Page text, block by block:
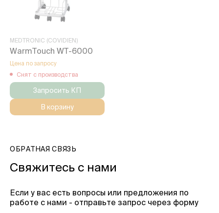
MEDTRONIC (COVIDIEN)
WarmTouch WT-6000
Цена по запросу
Снят с производства
Запросить КП
В корзину
ОБРАТНАЯ СВЯЗЬ
Свяжитесь с нами
Если у вас есть вопросы или предложения по
работе с нами - отправьте запрос через форму